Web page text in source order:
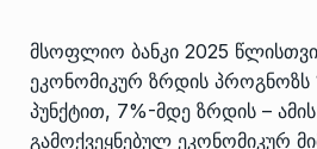
მსოფლიო ბანკი 2025
ეკონომიკურ ზრდის
პუნქტით, 7%-მდე ზრდის – ამის
გამოქვეყნებულ ეკონომიკურ